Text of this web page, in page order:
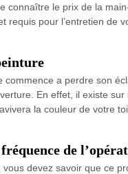
connaître le prix de la
pour l’entretien
a perdre son
En effet, il existe
la couleur de votre
de
devez savoir que ce